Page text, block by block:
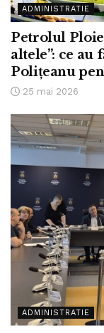
ADMINISTRATIE
Petrolul
altele”: ce au
Polițeanu
25 mai 2026
ADMINISTRATIE